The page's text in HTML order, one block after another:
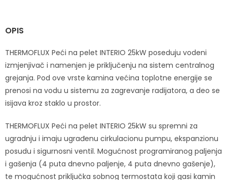
OPIS
THERMOFLUX Peći na pelet INTERIO 25kW poseduju vodeni
izmjenjivač i namenjen je priključenju na sistem centralnog
grejanja. Pod ove vrste kamina većina toplotne energije se
prenosi na vodu u sistemu za zagrevanje radijatora, a deo se
isijava kroz staklo u prostor.
THERMOFLUX Peći na pelet INTERIO 25kW su spremni za
ugradnju i imaju ugrađenu cirkulacionu pumpu, ekspanzionu
posudu i sigurnosni ventil. Mogućnost programiranog paljenja
i gašenja (4 puta dnevno paljenje, 4 puta dnevno gašenje),
te mogućnost priključka sobnog termostata koji gasi kamin